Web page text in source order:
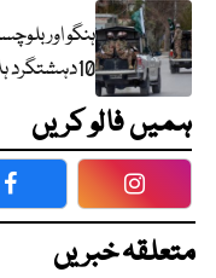
ہنگو اور
10دہشتگرد ہلاک ، کیپٹن شہید
ہمیں فالو کریں
Facebook
متعلقہ خبریں